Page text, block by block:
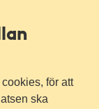
för att
ska